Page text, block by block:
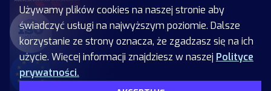
Używamy plików cookies na naszej stronie aby
świadczyć usługi na najwyższym poziomie. Dalsze
korzystanie ze strony oznacza, że zgadzasz się na ich
użycie. Więcej informacji znajdziesz w naszej Polityce
prywatności.